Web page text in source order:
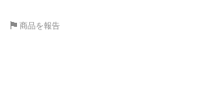
商品を報告